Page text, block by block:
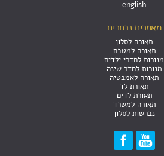
english
מאמרים נבחרים
תאורה לסלון
תאורה למטבח
מנורות לחדרי ילדים
מנורות לחדר שינה
תאורה לאמבטיה
תאורת לד
תאורת לדים
תאורה למשרד
נברשות לסלון